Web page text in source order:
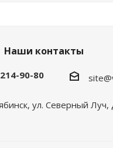
Наши контакты
90-80
ул. Северный Луч,